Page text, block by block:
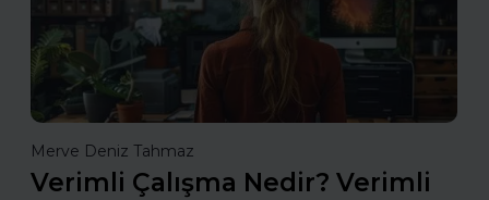
Merve Deniz Tahmaz
Verimli Çalışma Nedir? Verimli